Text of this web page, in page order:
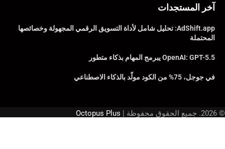
آخر المستجدات
AdShift.app: تحليل شامل لأداة التسويق الرقمي المجهولة وخصائصها
المحتملة
OpenAI: GPT-5.5 يبرمج المهام بذكاء متطور
في جوجل، 75% من الكود مولّد بالذكاء الاصطناعي
© 2026. جميع الحقوق محفوظة | Octopus Plus